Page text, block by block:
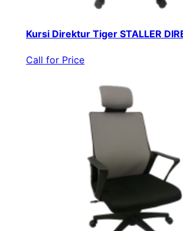
Kursi Direktur Tiger STALLER
Call for Price